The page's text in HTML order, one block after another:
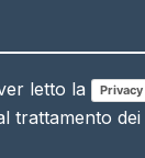
letto la
trattamento